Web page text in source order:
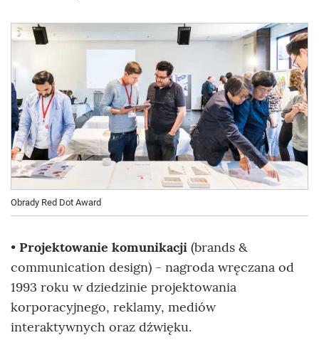
Obrady Red Dot Award
• Projektowanie komunikacji (brands &
communication design) - nagroda wręczana od
1993 roku w dziedzinie projektowania
korporacyjnego, reklamy, mediów
interaktywnych oraz dźwięku.